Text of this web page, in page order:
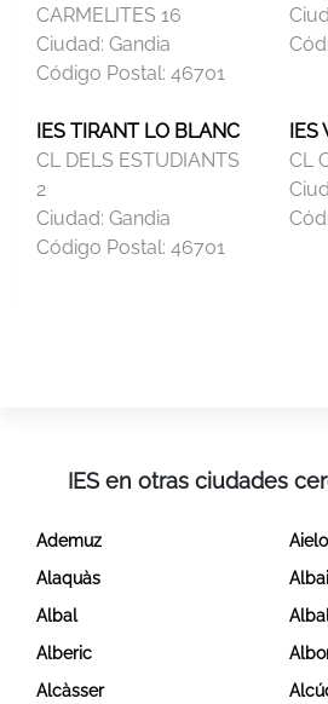
CARMELITES 16
Ciudad: Gandia
Código Postal: 46701
IES TIRANT LO BLANC
CL DELS ESTUDIANTS
2
Ciudad: Gandia
Código Postal: 46701
CL
IES en otras ciudades
Ademuz
Alaquàs
Albal
Alberic
Alcàsser